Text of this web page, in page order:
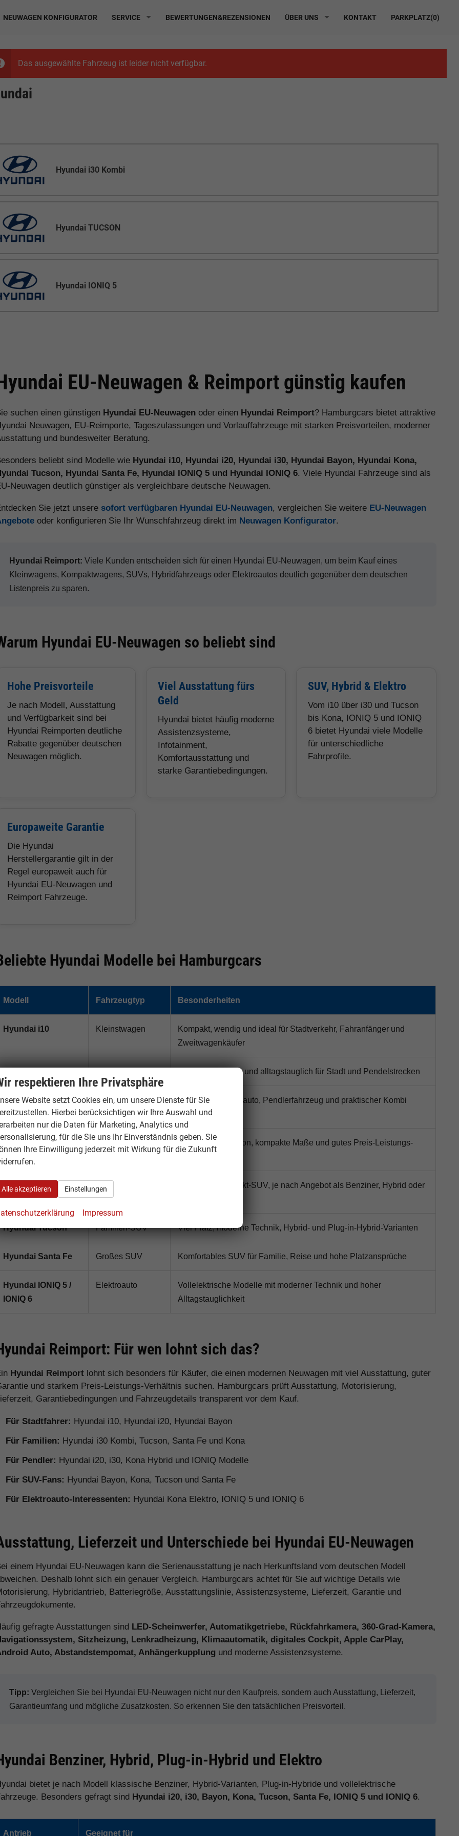
NEUWAGEN KONFIGURATOR SERVICE BEWERTUNGEN&REZENSIONEN ÜBER UNS KONTAKT PARKPLATZ(0)
Das ausgewählte Fahrzeug ist leider nicht verfügbar.
Hyundai i30 Kombi
Hyundai TUCSON
Hyundai IONIQ 5
EU-Neuwagen & Reimport günstig kaufen
suchen einen günstigen Hyundai EU-Neuwagen oder einen Hyundai Reimport? Hamburgcars bietet attraktive
Neuwagen, EU-Reimporte, Tageszulassungen und Vorlauffahrzeuge mit starken Preisvorteilen, moderner
und bundesweiter Beratung.
beliebt sind Modelle wie Hyundai i10, Hyundai i20, Hyundai i30, Hyundai Bayon, Hyundai Kona,
Tucson, Hyundai Santa Fe, Hyundai IONIQ 5 und Hyundai IONIQ 6. Viele Hyundai Fahrzeuge sind als
Neuwagen deutlich günstiger als vergleichbare deutsche Neuwagen.
Sie jetzt unsere sofort verfügbaren Hyundai EU-Neuwagen, vergleichen Sie weitere EU-Neuwagen
oder konfigurieren Sie Ihr Wunschfahrzeug direkt im Neuwagen Konfigurator.
Hyundai Reimport: Viele Kunden entscheiden sich für einen Hyundai EU-Neuwagen, um beim Kauf eines
Kleinwagens, Kompaktwagens, SUVs, Hybridfahrzeugs oder Elektroautos deutlich gegenüber dem deutschen
Listenpreis zu sparen.
Hyundai EU-Neuwagen so beliebt sind
Hohe Preisvorteile
Je nach Modell, Ausstattung
und Verfügbarkeit sind bei
Hyundai Reimporten deutliche
Rabatte gegenüber deutschen
Neuwagen möglich.
Viel Ausstattung fürs
Geld
Hyundai bietet häufig moderne
Assistenzsysteme,
Infotainment,
Komfortausstattung und
starke Garantiebedingungen.
SUV, Hybrid & Elektro
Vom i10 über i30 und Tucson
bis Kona, IONIQ 5 und IONIQ
6 bietet Hyundai viele Modelle
für unterschiedliche
Fahrprofile.
Europaweite Garantie
Die Hyundai
Herstellergarantie gilt in der
Regel europaweit auch für
Hyundai EU-Neuwagen und
Reimport Fahrzeuge.
Hyundai Modelle bei Hamburgcars
Modell Fahrzeugtyp Besonderheiten
Hyundai i10 Kleinstwagen
Kompakt, wendig und ideal für Stadtverkehr, Fahranfänger und
Zweitwagenkäufer
Sparsam, modern und alltagstauglich für Stadt und Pendelstrecken
Hyundai i30
Kompaktklasse /
Kombi
Beliebt als Alltagsauto, Pendlerfahrzeug und praktischer Kombi
Hyundai Bayon Kompakt-SUV
Erhöhte Sitzposition, kompakte Maße und gutes Preis-Leistungs-
Hyundai Kona
SUV
Modernes Kompakt-SUV, je nach Angebot als Benziner, Hybrid oder
Hyundai Tucson Familien-SUV Viel Platz, moderne Technik, Hybrid- und Plug-in-Hybrid-Varianten
Hyundai Santa Fe Großes SUV Komfortables SUV für Familie, Reise und hohe Platzansprüche
Hyundai IONIQ 5 /
IONIQ 6
Elektroauto
Vollelektrische Modelle mit moderner Technik und hoher
Alltagstauglichkeit
Reimport: Für wen lohnt sich das?
Hyundai Reimport lohnt sich besonders für Käufer, die einen modernen Neuwagen mit viel Ausstattung, guter
und starkem Preis-Leistungs-Verhältnis suchen. Hamburgcars prüft Ausstattung, Motorisierung,
Garantiebedingungen und Fahrzeugdetails transparent vor dem Kauf.
Für Stadtfahrer: Hyundai i10, Hyundai i20, Hyundai Bayon
Für Familien: Hyundai i30 Kombi, Tucson, Santa Fe und Kona
Für Pendler: Hyundai i20, i30, Kona Hybrid und IONIQ Modelle
Für SUV-Fans: Hyundai Bayon, Kona, Tucson und Santa Fe
Für Elektroauto-Interessenten: Hyundai Kona Elektro, IONIQ 5 und IONIQ 6
Lieferzeit und Unterschiede bei Hyundai EU-Neuwagen
einem Hyundai EU-Neuwagen kann die Serienausstattung je nach Herkunftsland vom deutschen Modell
Deshalb lohnt sich ein genauer Vergleich. Hamburgcars achtet für Sie auf wichtige Details wie
Hybridantrieb, Batteriegröße, Ausstattungslinie, Assistenzsysteme, Lieferzeit, Garantie und
gefragte Ausstattungen sind LED-Scheinwerfer, Automatikgetriebe, Rückfahrkamera, 360-Grad-Kamera,
Sitzheizung, Lenkradheizung, Klimaautomatik, digitales Cockpit, Apple CarPlay,
Auto, Abstandstempomat, Anhängerkupplung und moderne Assistenzsysteme.
Tipp: Vergleichen Sie bei Hyundai EU-Neuwagen nicht nur den Kaufpreis, sondern auch Ausstattung, Lieferzeit,
Garantieumfang und mögliche Zusatzkosten. So erkennen Sie den tatsächlichen Preisvorteil.
Benziner, Hybrid, Plug-in-Hybrid und Elektro
bietet je nach Modell klassische Benziner, Hybrid-Varianten, Plug-in-Hybride und vollelektrische
Besonders gefragt sind Hyundai i20, i30, Bayon, Kona, Tucson, Santa Fe, IONIQ 5 und IONIQ 6.
Antrieb Geeignet für
respektieren Ihre Privatsphäre
Website setzt Cookies ein, um unsere Dienste für Sie
Hierbei berücksichtigen wir Ihre Auswahl und
nur die Daten für Marketing, Analytics und
für die Sie uns Ihr Einverständnis geben. Sie
Ihre Einwilligung jederzeit mit Wirkung für die Zukunft
Alle akzeptieren Einstellungen
Impressum